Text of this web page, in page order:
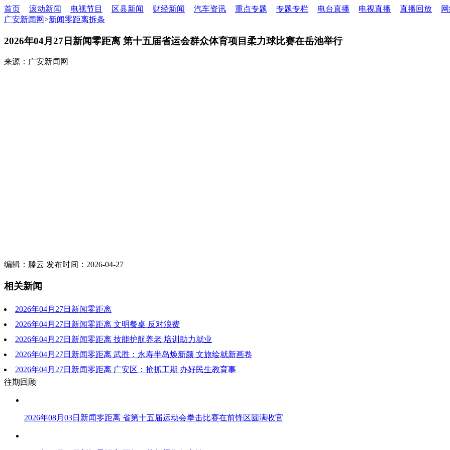
首页 滚动新闻 电视节目 区县新闻 财经新闻 汽车资讯 重点专题 专题专栏 电台直播 电视直播 直播回放
广安新闻网>新闻零距离拆条
2026年04月27日新闻零距离 第十五届省运会群众体育项目柔力球比赛在岳池举行
来源：广安新闻网
编辑：滕云 发布时间：2026-04-27
相关新闻
2026年04月27日新闻零距离
2026年04月27日新闻零距离 文明餐桌 反对浪费
2026年04月27日新闻零距离 技能护航养老 培训助力就业
2026年04月27日新闻零距离 武胜：永寿半岛焕新颜 文旅绘就新画卷
2026年04月27日新闻零距离 广安区：抢抓工期 办好民生教育事
往期回顾
2026年08月03日新闻零距离 省第十五届运动会拳击比赛在前锋区圆满收官